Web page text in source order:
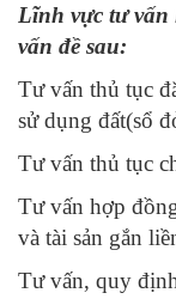
Lĩnh vực tư vấn
vấn đề sau:
Tư vấn thủ tục
sử dụng đất(sổ
Tư vấn thủ tục
Tư vấn hợp
và tài sản gắn
Tư vấn, quy